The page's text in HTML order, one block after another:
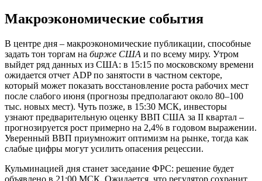
Макроэкономические события
В центре дня – макроэкономические публикации, способные
задать тон торгам на бирже США и по всему миру. Утром
выйдет ряд данных из США: в 15:15 по московскому времени
ожидается отчет ADP по занятости в частном секторе,
который может показать восстановление роста рабочих мест
после слабого июня (прогнозы предполагают около 80–100
тыс. новых мест). Чуть позже, в 15:30 МСК, инвесторы
узнают предварительную оценку ВВП США за II квартал –
прогнозируется рост примерно на 2,4% в годовом выражении.
Уверенный ВВП приумножит оптимизм на рынке, тогда как
слабые цифры могут усилить опасения рецессии.
Кульминацией дня станет заседание ФРС: решение будет
объявлено в 21:00 МСК. Ожидается, что регулятор сохранит